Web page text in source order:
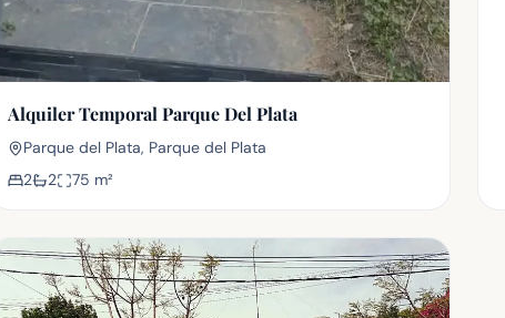
Alquiler Temporal Parque Del Plata
Parque del Plata, Parque del Plata
2
2 75 m²